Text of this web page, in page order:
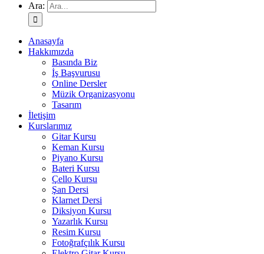
Ara:
Anasayfa
Hakkımızda
Basında Biz
İş Başvurusu
Online Dersler
Müzik Organizasyonu
Tasarım
İletişim
Kurslarımız
Gitar Kursu
Keman Kursu
Piyano Kursu
Bateri Kursu
Çello Kursu
Şan Dersi
Klarnet Dersi
Diksiyon Kursu
Yazarlık Kursu
Resim Kursu
Fotoğrafçılık Kursu